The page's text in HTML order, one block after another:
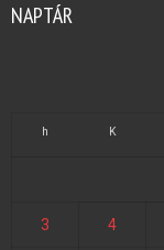
NAPTÁR
h K
3 4